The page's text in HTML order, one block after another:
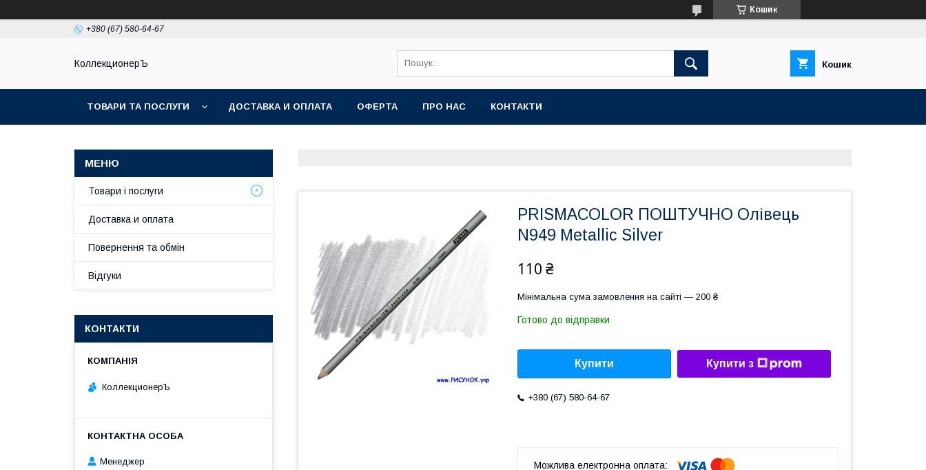
Кошик
+380 (67) 580-64-67
КоллекционерЪ Кошик
ТОВАРИ ТА ПОСЛУГИ ДОСТАВКА И ОПЛАТА ОФЕРТА ПРО НАС КОНТАКТИ
PRISMACOLOR ПОШТУЧНО Олівець
N949 Metallic Silver
110 ₴
Мінімальна сума замовлення на сайті — 200 ₴
Готово до відправки
Купити Купити з
+380 (67) 580-64-67
Товари і послуги
Доставка и оплата
Повернення та обмін
Відгуки
КОНТАКТИ
КоллекционерЪ
Менеджер